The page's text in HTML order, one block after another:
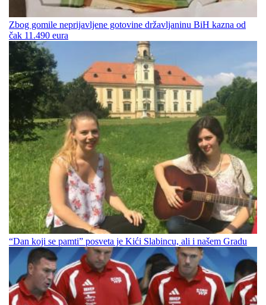
Zbog gomile neprijavljene gotovine državljaninu BiH kazna od
čak 11.490 eura
“Dan koji se pamti” posveta je Kići Slabincu, ali i našem Gradu